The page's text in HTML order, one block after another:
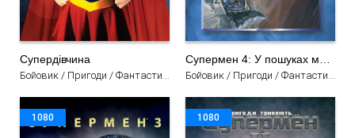
Супердівчина
1080 1080